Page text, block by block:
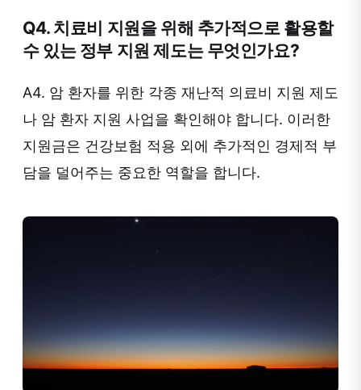
Q4. 치료비 지원을 위해 추가적으로 활용할
수 있는 정부 지원 제도는 무엇인가요?
A4. 암 환자를 위한 각종 재난적 의료비 지원 제도
나 암 환자 지원 사업을 확인해야 합니다. 이러한
지원금은 건강보험 적용 외에 추가적인 경제적 부
담을 덜어주는 중요한 역할을 합니다.